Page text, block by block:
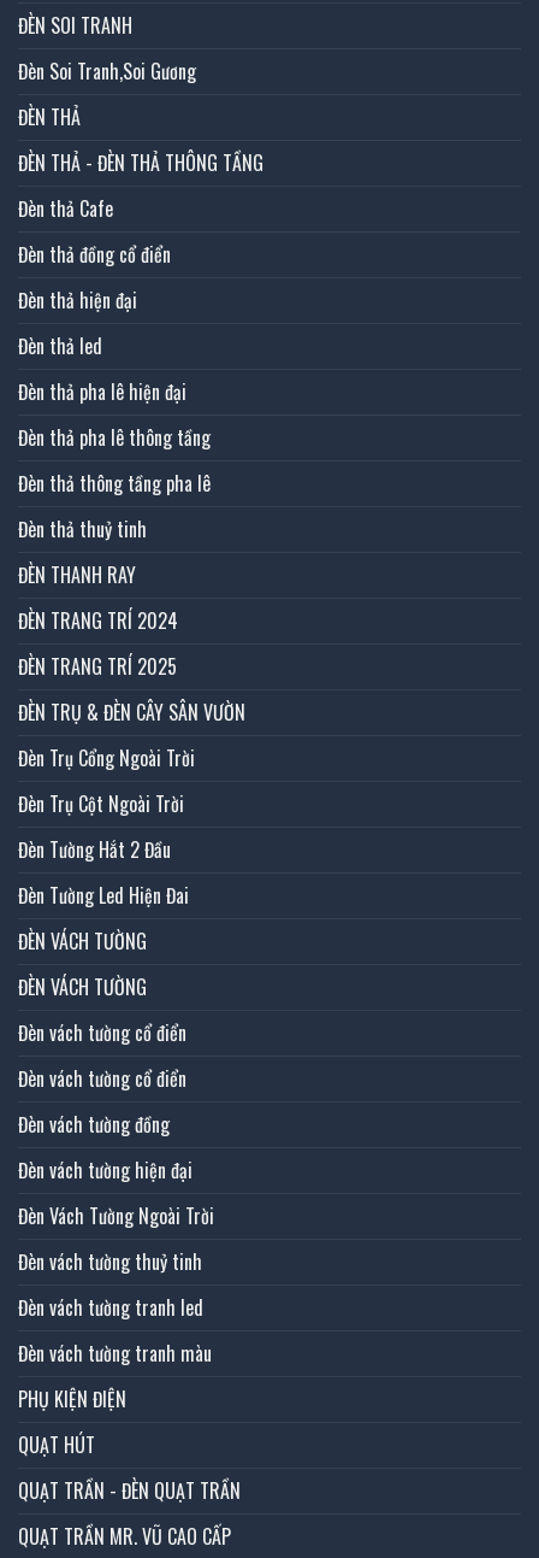
ĐÈN SOI TRANH
Đèn Soi Tranh,Soi Gương
ĐÈN THẢ
ĐÈN THẢ - ĐÈN THẢ THÔNG TẦNG
Đèn thả Cafe
Đèn thả đồng cổ điển
Đèn thả hiện đại
Đèn thả led
Đèn thả pha lê hiện đại
Đèn thả pha lê thông tầng
Đèn thả thông tầng pha lê
Đèn thả thuỷ tinh
ĐÈN THANH RAY
ĐÈN TRANG TRÍ 2024
ĐÈN TRANG TRÍ 2025
ĐÈN TRỤ & ĐÈN CÂY SÂN VƯỜN
Đèn Trụ Cổng Ngoài Trời
Đèn Trụ Cột Ngoài Trời
Đèn Tường Hắt 2 Đầu
Đèn Tường Led Hiện Đai
ĐÈN VÁCH TƯỜNG
ĐÈN VÁCH TƯỜNG
Đèn vách tường cổ điển
Đèn vách tường cổ điển
Đèn vách tường đồng
Đèn vách tường hiện đại
Đèn Vách Tường Ngoài Trời
Đèn vách tường thuỷ tinh
Đèn vách tường tranh led
Đèn vách tường tranh màu
PHỤ KIỆN ĐIỆN
QUẠT HÚT
QUẠT TRẦN - ĐÈN QUẠT TRẦN
QUẠT TRẦN MR. VŨ CAO CẤP